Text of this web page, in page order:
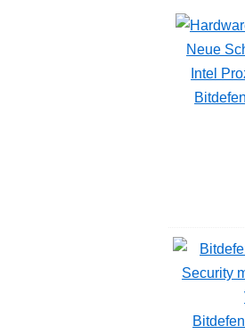
Neue
Intel